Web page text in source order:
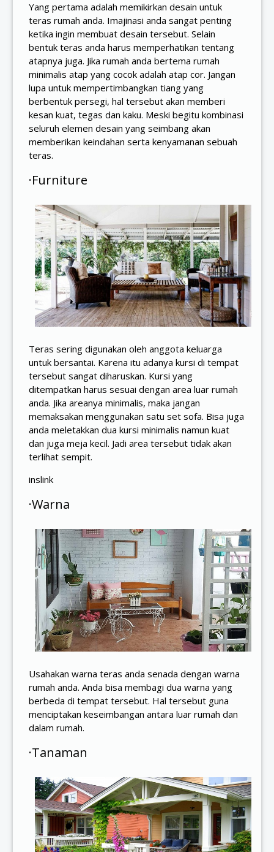
Yang pertama adalah memikirkan desain untuk
teras rumah anda. Imajinasi anda sangat penting
ketika ingin membuat desain tersebut. Selain
bentuk teras anda harus memperhatikan tentang
atapnya juga. Jika rumah anda bertema rumah
minimalis atap yang cocok adalah atap cor. Jangan
lupa untuk mempertimbangkan tiang yang
berbentuk persegi, hal tersebut akan memberi
kesan kuat, tegas dan kaku. Meski begitu kombinasi
seluruh elemen desain yang seimbang akan
memberikan keindahan serta kenyamanan sebuah
teras.
·Furniture
Teras sering digunakan oleh anggota keluarga
untuk bersantai. Karena itu adanya kursi di tempat
tersebut sangat diharuskan. Kursi yang
ditempatkan harus sesuai dengan area luar rumah
anda. Jika areanya minimalis, maka jangan
memaksakan menggunakan satu set sofa. Bisa juga
anda meletakkan dua kursi minimalis namun kuat
dan juga meja kecil. Jadi area tersebut tidak akan
terlihat sempit.
inslink
·Warna
Usahakan warna teras anda senada dengan warna
rumah anda. Anda bisa membagi dua warna yang
berbeda di tempat tersebut. Hal tersebut guna
menciptakan keseimbangan antara luar rumah dan
dalam rumah.
·Tanaman